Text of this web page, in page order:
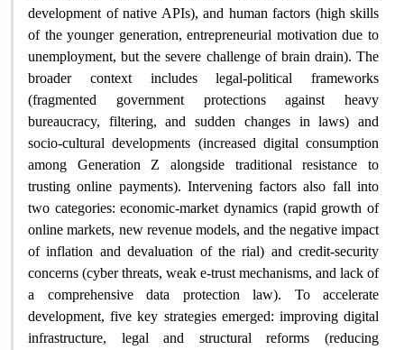
development of native APIs), and human factors (high skills
of the younger generation, entrepreneurial motivation due to
unemployment, but the severe challenge of brain drain). The
broader context includes legal-political frameworks
(fragmented government protections against heavy
bureaucracy, filtering, and sudden changes in laws) and
socio-cultural developments (increased digital consumption
among Generation Z alongside traditional resistance to
trusting online payments). Intervening factors also fall into
two categories: economic-market dynamics (rapid growth of
online markets, new revenue models, and the negative impact
of inflation and devaluation of the rial) and credit-security
concerns (cyber threats, weak e-trust mechanisms, and lack of
a comprehensive data protection law). To accelerate
development, five key strategies emerged: improving digital
infrastructure, legal and structural reforms (reducing